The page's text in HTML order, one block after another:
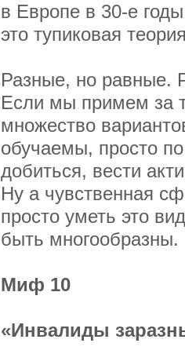
в Европе в 30-е
это тупиковая
Разные, но равные.
Если мы примем за
множество
обучаемы, просто
добиться, вести
Ну а чувственная
просто уметь это
быть многообразны.
Миф 10
«Инвалиды